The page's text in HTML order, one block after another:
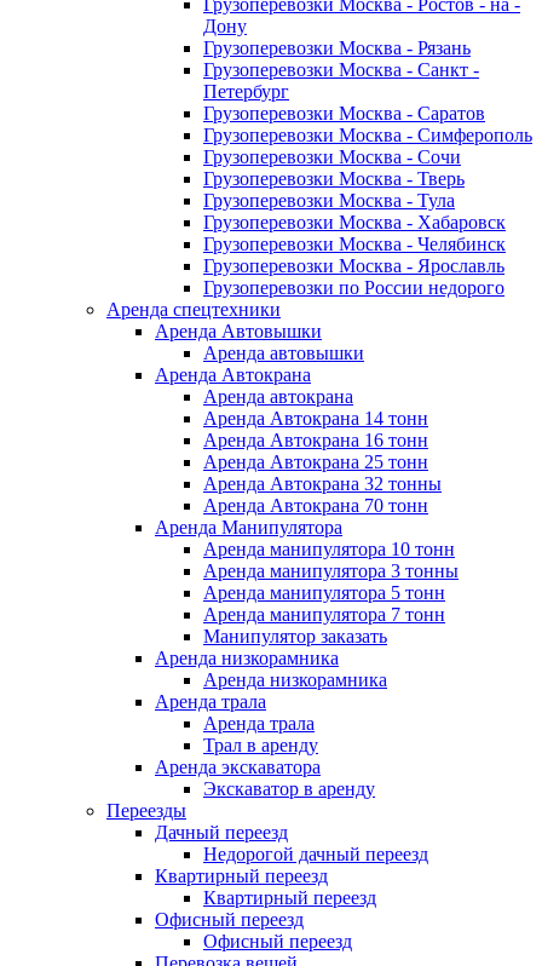
Грузоперевозки Москва - Ростов - на -
Дону
Грузоперевозки Москва - Рязань
Грузоперевозки Москва - Санкт -
Петербург
Грузоперевозки Москва - Саратов
Грузоперевозки Москва - Симферополь
Грузоперевозки Москва - Сочи
Грузоперевозки Москва - Тверь
Грузоперевозки Москва - Тула
Грузоперевозки Москва - Хабаровск
Грузоперевозки Москва - Челябинск
Грузоперевозки Москва - Ярославль
Грузоперевозки по России недорого
Аренда спецтехники
Аренда Автовышки
Аренда автовышки
Аренда Автокрана
Аренда автокрана
Аренда Автокрана 14 тонн
Аренда Автокрана 16 тонн
Аренда Автокрана 25 тонн
Аренда Автокрана 32 тонны
Аренда Автокрана 70 тонн
Аренда Манипулятора
Аренда манипулятора 10 тонн
Аренда манипулятора 3 тонны
Аренда манипулятора 5 тонн
Аренда манипулятора 7 тонн
Манипулятор заказать
Аренда низкорамника
Аренда низкорамника
Аренда трала
Аренда трала
Трал в аренду
Аренда экскаватора
Экскаватор в аренду
Переезды
Дачный переезд
Недорогой дачный переезд
Квартирный переезд
Квартирный переезд
Офисный переезд
Офисный переезд